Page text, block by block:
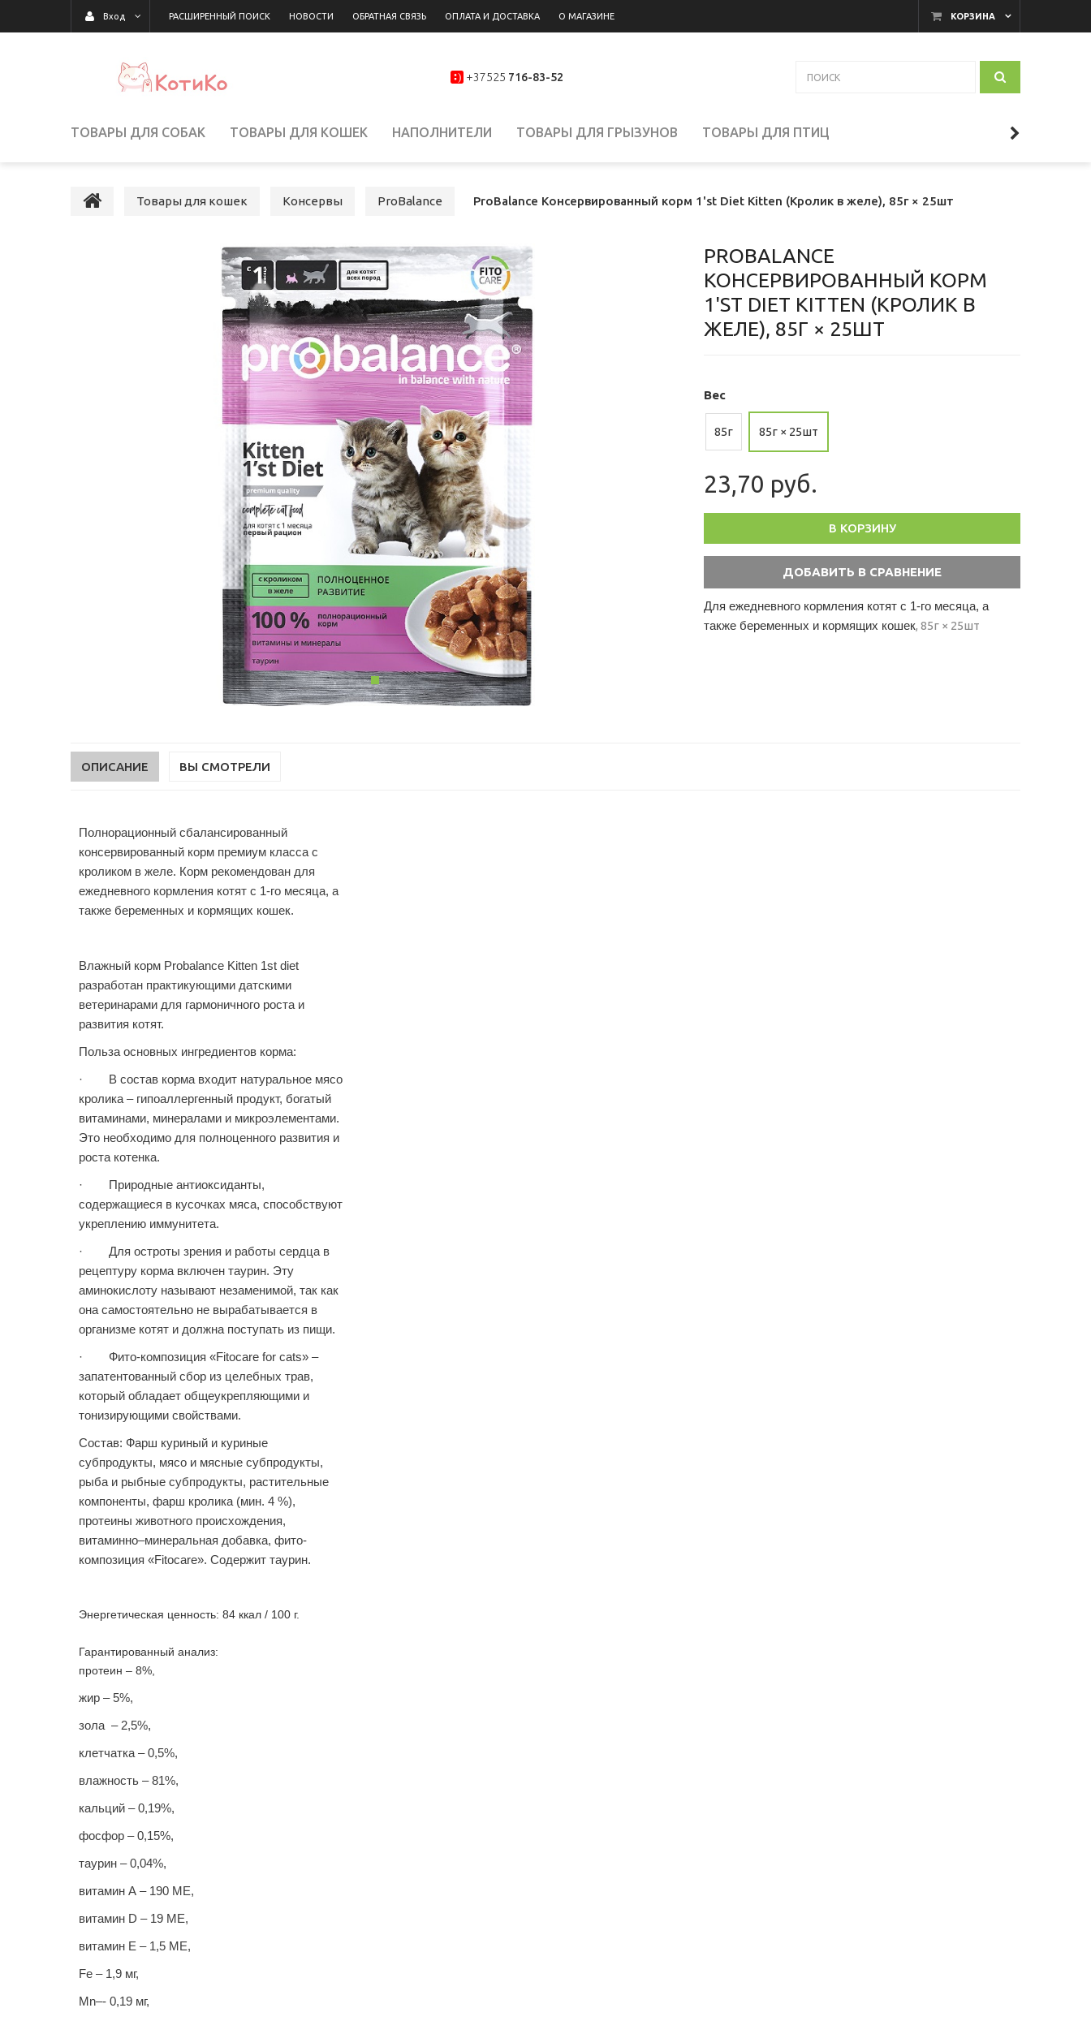
КОРЗИНА
Вход РАСШИРЕННЫЙ ПОИСК НОВОСТИ ОБРАТНАЯ СВЯЗЬ ОПЛАТА И ДОСТАВКА О МАГАЗИНЕ
+37525 716-83-52
ТОВАРЫ ДЛЯ СОБАК ТОВАРЫ ДЛЯ КОШЕК НАПОЛНИТЕЛИ ТОВАРЫ ДЛЯ ГРЫЗУНОВ ТОВАРЫ ДЛЯ ПТИЦ
Товары для кошек Консервы ProBalance ProBalance Консервированный корм 1'st Diet Kitten (Кролик в желе), 85г × 25шт
PROBALANCE
КОНСЕРВИРОВАННЫЙ КОРМ
1'ST DIET KITTEN (КРОЛИК В
ЖЕЛЕ), 85Г × 25ШТ
Вес
85г 85г × 25шт
23,70 руб.
В КОРЗИНУ
Для ежедневного кормления котят с 1-го месяца, а
также беременных и кормящих кошек, 85г × 25шт
ОПИСАНИЕ ВЫ СМОТРЕЛИ
Полнорационный сбалансированный
консервированный корм премиум класса с
кроликом в желе. Корм рекомендован для
ежедневного кормления котят с 1-го месяца, а
также беременных и кормящих кошек.
Влажный корм Probalance Kitten 1st diet
разработан практикующими датскими
ветеринарами для гармоничного роста и
развития котят.
Польза основных ингредиентов корма:
· В состав корма входит натуральное мясо
кролика – гипоаллергенный продукт, богатый
витаминами, минералами и микроэлементами.
Это необходимо для полноценного развития и
роста котенка.
· Природные антиоксиданты,
содержащиеся в кусочках мяса, способствуют
укреплению иммунитета.
· Для остроты зрения и работы сердца в
рецептуру корма включен таурин. Эту
аминокислоту называют незаменимой, так как
она самостоятельно не вырабатывается в
организме котят и должна поступать из пищи.
· Фито-композиция «Fitocare for cats» –
запатентованный сбор из целебных трав,
который обладает общеукрепляющими и
тонизирующими свойствами.
Состав: Фарш куриный и куриные
субпродукты, мясо и мясные субпродукты,
рыба и рыбные субпродукты, растительные
компоненты, фарш кролика (мин. 4 %),
протеины животного происхождения,
витаминно–минеральная добавка, фито-
композиция «Fitocare». Содержит таурин.
Энергетическая ценность: 84 ккал / 100 г.
Гарантированный анализ:
протеин – 8%,
жир – 5%,
зола – 2,5%,
клетчатка – 0,5%,
влажность – 81%,
кальций – 0,19%,
фосфор – 0,15%,
таурин – 0,04%,
витамин А – 190 МЕ,
витамин D – 19 МЕ,
витамин Е – 1,5 МЕ,
Fe – 1,9 мг,
Mn–- 0,19 мг,